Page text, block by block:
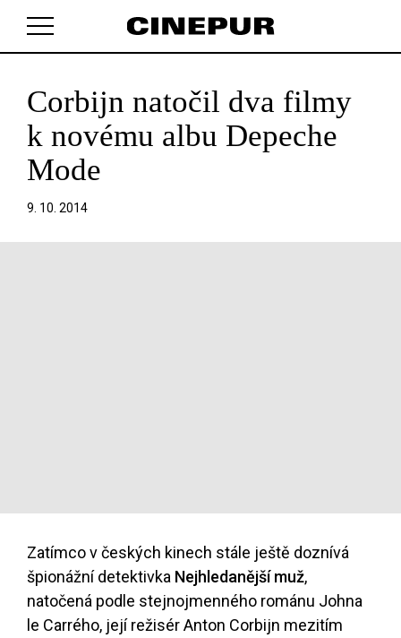
V košíku zatím nemáte žádné položky.
Corbijn natočil dva filmy
k novému albu Depeche
Mode
9. 10. 2014
Zatímco v českých kinech stále ještě doznívá
špionážní detektivka Nejhledanější muž,
natočená podle stejnojmenného románu Johna
le Carrého, její režisér Anton Corbijn mezitím